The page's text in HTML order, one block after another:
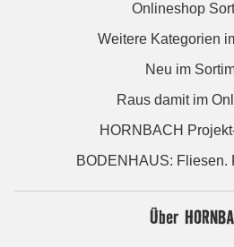
Onlineshop
Weitere Kategorien
Neu im
Raus damit im
HORNBACH
BODENHAUS: Fliesen.
Über